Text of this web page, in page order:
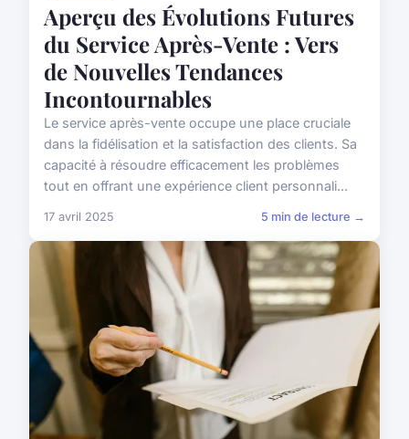
Aperçu des Évolutions Futures
du Service Après-Vente : Vers
de Nouvelles Tendances
Incontournables
Le service après-vente occupe une place cruciale
dans la fidélisation et la satisfaction des clients. Sa
capacité à résoudre efficacement les problèmes
tout en offrant une expérience client personnali...
17 avril 2025 5 min de lecture →